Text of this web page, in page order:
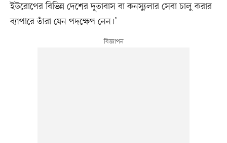
ইউরোপের বিভিন্ন দেশের দূতাবাস বা কনস্যুলার সেবা চালু করার
ব্যাপারে তাঁরা যেন পদক্ষেপ নেন।’